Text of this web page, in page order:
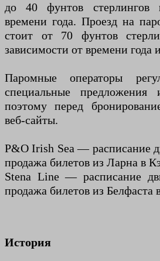
до 40 фунтов стерлингов
времени года. Проезд на
стоит от 70 фунтов
зависимости от времени года
Паромные операторы
специальные
поэтому перед
веб-сайты.
P&O Irish Sea — расписание
продажа билетов из Ларна в
Stena Line — расписание
продажа билетов из Белфаста
История